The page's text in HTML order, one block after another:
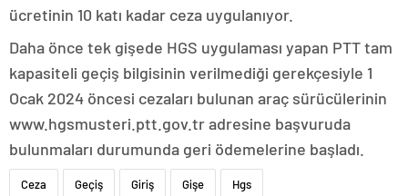
ücretinin 10 katı kadar ceza uygulanıyor.
Daha önce tek gişede HGS uygulaması yapan PTT tam
kapasiteli geçiş bilgisinin verilmediği gerekçesiyle 1
Ocak 2024 öncesi cezaları bulunan araç sürücülerinin
www.hgsmusteri.ptt.gov.tr adresine başvuruda
bulunmaları durumunda geri ödemelerine başladı.
Ceza Geçiş Giriş Gişe Hgs